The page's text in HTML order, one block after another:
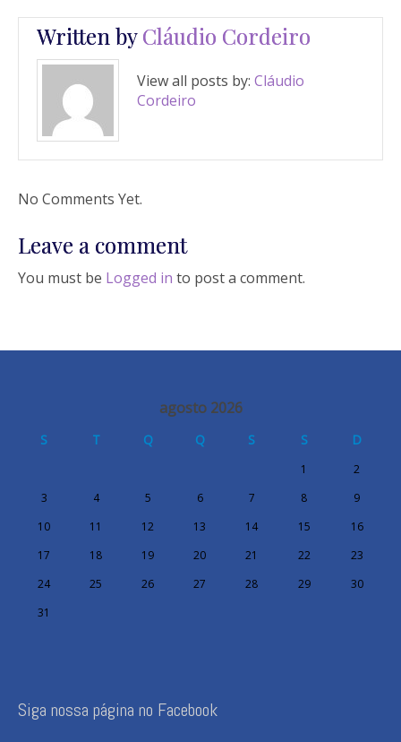
Written byCláudio Cordeiro
View all posts by: Cláudio
Cordeiro
No Comments Yet.
Leave a comment
You must be Logged in to post a comment.
agosto 2026
S T Q Q S S D
1
2
3
4 5 6 7 8
9
10
11 12 13 14 15
16
17
18 19 20 21 22
23
24
25 26 27 28 29
30
31
Siga nossa página no Facebook